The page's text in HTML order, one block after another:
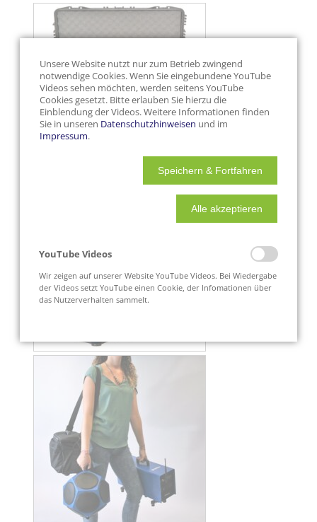
Unsere Website nutzt nur zum Betrieb zwingend
notwendige Cookies. Wenn Sie eingebundene YouTube
Videos sehen möchten, werden seitens YouTube
Cookies gesetzt. Bitte erlauben Sie hierzu die
Einblendung der Videos. Weitere Informationen finden
Sie in unseren Datenschutzhinweisen und im
Impressum.
Speichern & Fortfahren
Alle akzeptieren
YouTube Videos
Wir zeigen auf unserer Website YouTube Videos. Bei Wiedergabe
der Videos setzt YouTube einen Cookie, der Infomationen über
das Nutzerverhalten sammelt.